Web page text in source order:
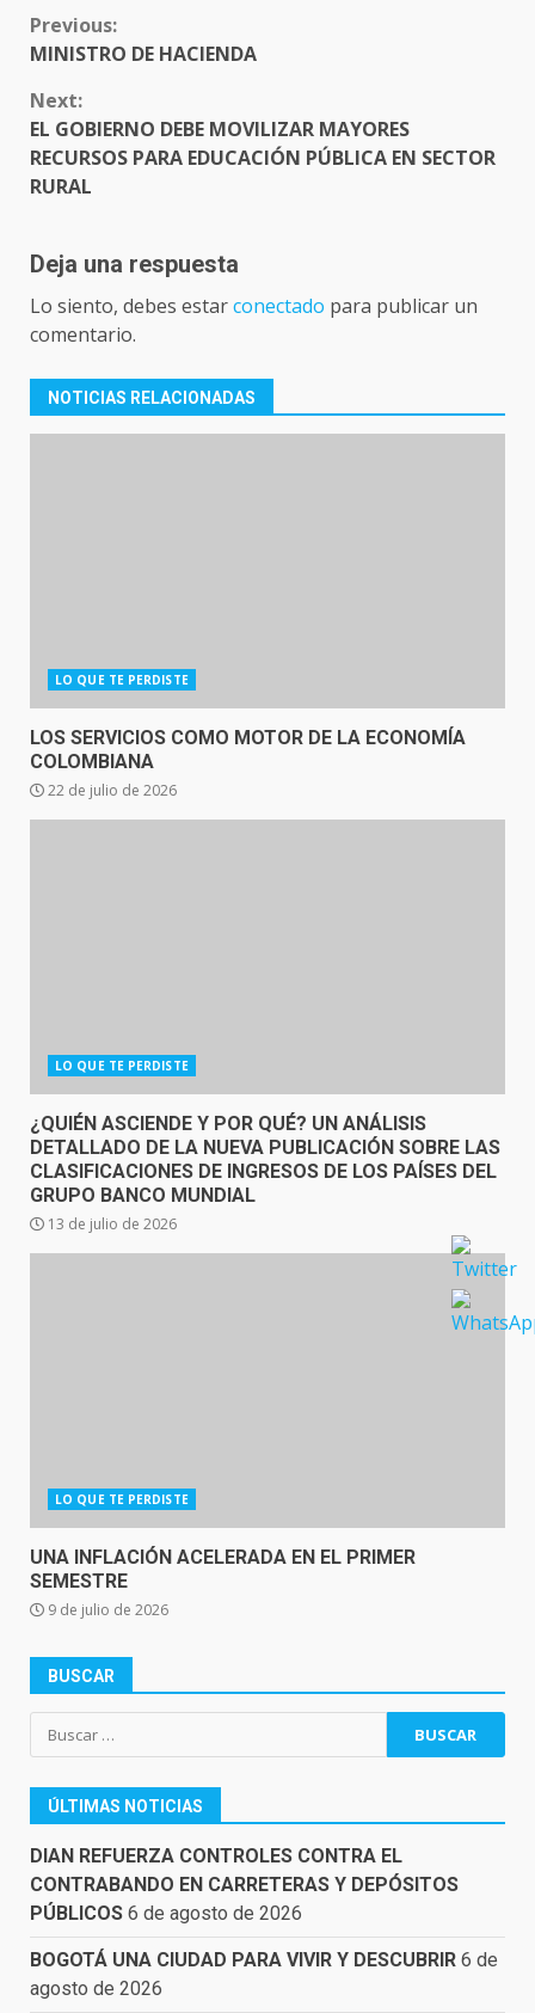
CONTINUE
READING
Previous:
MINISTRO DE HACIENDA
Next:
EL GOBIERNO DEBE MOVILIZAR MAYORES
RECURSOS PARA EDUCACIÓN PÚBLICA EN SECTOR
RURAL
Deja una respuesta
Lo siento, debes estarconectado para publicar un
comentario.
NOTICIAS RELACIONADAS
LO QUE TE PERDISTE
LOS SERVICIOS COMO MOTOR DE LA ECONOMÍA
COLOMBIANA
22 de julio de 2026
LO QUE TE PERDISTE
¿QUIÉN ASCIENDE Y POR QUÉ? UN ANÁLISIS
DETALLADO DE LA NUEVA PUBLICACIÓN SOBRE LAS
CLASIFICACIONES DE INGRESOS DE LOS PAÍSES DEL
GRUPO BANCO MUNDIAL
13 de julio de 2026
LO QUE TE PERDISTE
UNA INFLACIÓN ACELERADA EN EL PRIMER
SEMESTRE
9 de julio de 2026
BUSCAR
Buscar:
ÚLTIMAS NOTICIAS
DIAN REFUERZA CONTROLES CONTRA EL
CONTRABANDO EN CARRETERAS Y DEPÓSITOS
PÚBLICOS 6 de agosto de 2026
BOGOTÁ UNA CIUDAD PARA VIVIR Y DESCUBRIR 6 de
agosto de 2026